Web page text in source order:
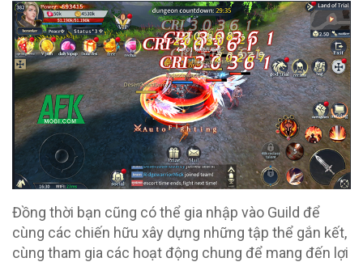
Đồng thời bạn cũng có thể gia nhập vào Guild để
cùng các chiến hữu xây dựng những tập thể gắn kết,
cùng tham gia các hoạt động chung để mang đến lợi